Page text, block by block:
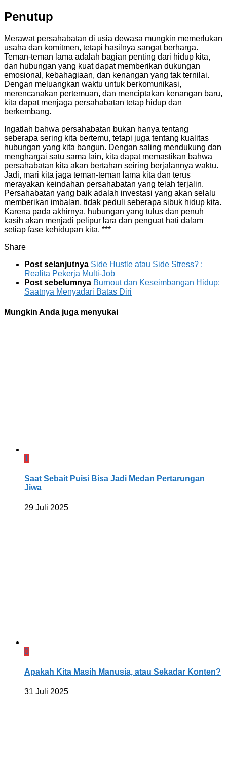
Penutup
Merawat persahabatan di usia dewasa mungkin memerlukan
usaha dan komitmen, tetapi hasilnya sangat berharga.
Teman-teman lama adalah bagian penting dari hidup kita,
dan hubungan yang kuat dapat memberikan dukungan
emosional, kebahagiaan, dan kenangan yang tak ternilai.
Dengan meluangkan waktu untuk berkomunikasi,
merencanakan pertemuan, dan menciptakan kenangan baru,
kita dapat menjaga persahabatan tetap hidup dan
berkembang.
Ingatlah bahwa persahabatan bukan hanya tentang
seberapa sering kita bertemu, tetapi juga tentang kualitas
hubungan yang kita bangun. Dengan saling mendukung dan
menghargai satu sama lain, kita dapat memastikan bahwa
persahabatan kita akan bertahan seiring berjalannya waktu.
Jadi, mari kita jaga teman-teman lama kita dan terus
merayakan keindahan persahabatan yang telah terjalin.
Persahabatan yang baik adalah investasi yang akan selalu
memberikan imbalan, tidak peduli seberapa sibuk hidup kita.
Karena pada akhirnya, hubungan yang tulus dan penuh
kasih akan menjadi pelipur lara dan penguat hati dalam
setiap fase kehidupan kita. ***
Share
Post selanjutnya Side Hustle atau Side Stress? :
Realita Pekerja Multi-Job
Post sebelumnya Burnout dan Keseimbangan Hidup:
Saatnya Menyadari Batas Diri
Mungkin Anda juga menyukai
1
Saat Sebait Puisi Bisa Jadi Medan Pertarungan
Jiwa
29 Juli 2025
0
Apakah Kita Masih Manusia, atau Sekadar Konten?
31 Juli 2025